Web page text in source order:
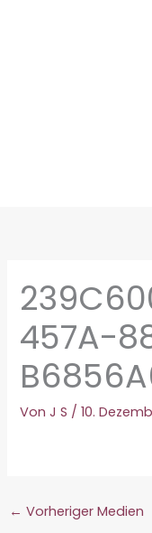
457A-
VonJ S /10.
← Vorheriger Medien